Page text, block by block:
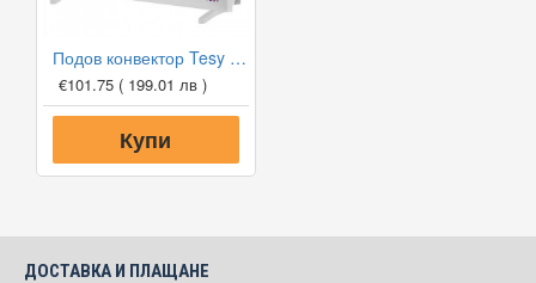
Подов конвектор Tesy CN 03 150 MIS F
€101.75 ( 199.01 лв )
Купи
ДОСТАВКА И ПЛАЩАНЕ